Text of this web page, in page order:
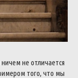
не отличается
того, что мы